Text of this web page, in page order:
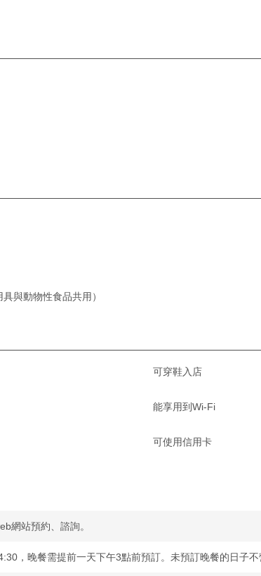
與動物性食品共用）
可穿鞋入店
能享用到Wi-Fi
可使用信用卡
網站預約、諮詢。
，晚餐需提前一天下午3點前預訂。未預訂晚餐的日子不